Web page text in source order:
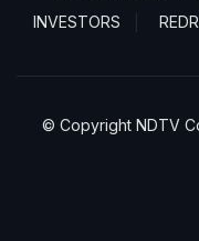
INVESTORS
© Copyright NDTV